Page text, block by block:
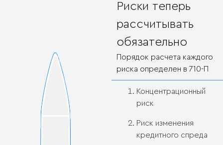
Риски теперь
рассчитывать
обязательно
Порядок расчета каждого
риска определен в 710-П
Концентрационный
риск
Риск изменения
кредитного спреда